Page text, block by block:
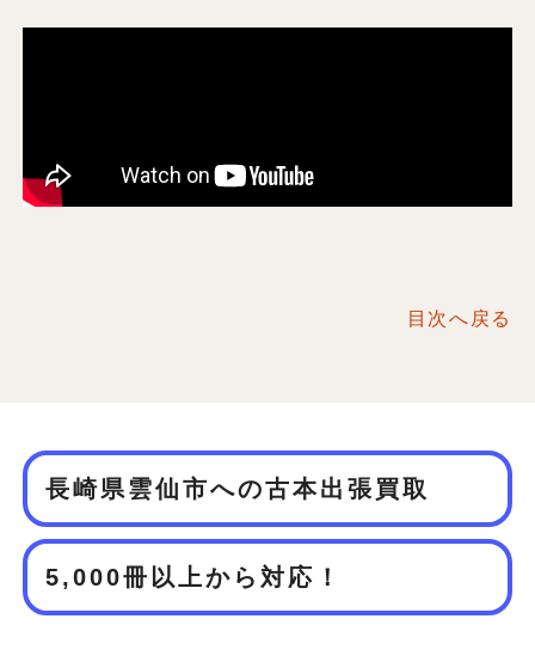
目次へ戻る
長崎県雲仙市への古本出張買取
5,000冊以上から対応！